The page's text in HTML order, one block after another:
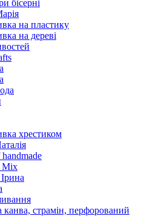
бісерні
на пластику
на дереві
хрестиком
Mix
канва, страмін, перфорований